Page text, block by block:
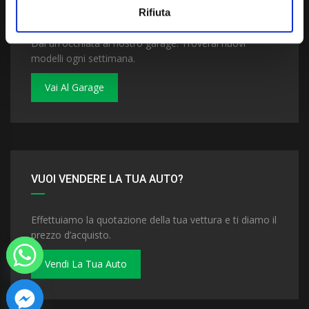
Rifiuta
Dai un'occhiata al nostro garage. Troverai nuovi
modelli ogni settimana.
Vai Al Garage
VUOI VENDERE LA TUA AUTO?
Effettuiamo la quotazione della tua vettura e ti diamo il
prezzo d’acquisto.
Vendi La Tua Auto